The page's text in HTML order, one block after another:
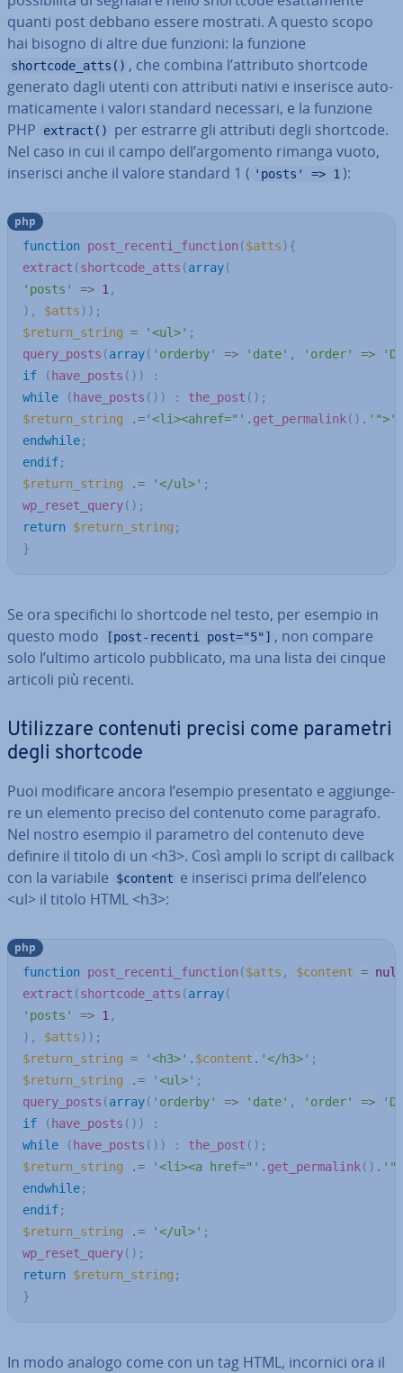
quanti post debbano essere mostrati. A questo scopo
hai bisogno di altre due funzioni: la funzione
shortcode_atts() , che combina l’attributo shortcode
generato dagli utenti con attributi nativi e inserisce au­to­
ma­ti­ca­men­te i valori standard necessari, e la funzione
PHP
extract()
per estrarre gli attributi degli shortcode.
Nel caso in cui il campo dell’argomento rimanga vuoto,
inserisci anche il valore standard 1 ( 'posts' => 1 ):
function post_recenti_function ($atts ){
extract (shortcode_atts (array(
'posts'
=> 1 ,
) , $atts ) ) ;
$return_string = '<ul>' ;
query_posts (array( 'orderby' => 'date' , 'order' =>
if
( have_posts ( ) )
:
while
( have_posts ( ) ) : the_post ( ) ;
$return_string
.='<li><ahref="' . get_permalink( ) . '">'
endwhile;
endif;
$return_string
.= '</ul>' ;
wp_reset_query( ) ;
return $return_string ;
}
php
Se ora spe­ci­fi­chi lo shortcode nel testo, per esempio in
questo modo
[post-recenti post="5"] , non compare
solo l’ultimo articolo pub­bli­ca­to, ma una lista dei cinque
articoli più recenti.
Uti­liz­za­re contenuti precisi come parametri
degli shortcode
Puoi mo­di­fi­ca­re ancora l’esempio pre­sen­ta­to e ag­giun­ge­
re un elemento preciso del contenuto come paragrafo.
Nel nostro esempio il parametro del contenuto deve
definire il titolo di un <h3>. Così ampli lo script di callback
con la variabile
$content e inserisci prima dell’elenco
<ul> il titolo HTML <h3>:
function post_recenti_function ($atts , $content = null
extract (shortcode_atts (array(
'posts'
=> 1 ,
) , $atts ) ) ;
$return_string = '<h3>' . $content . '</h3>' ;
$return_string
.= '<ul>' ;
query_posts (array( 'orderby' => 'date' , 'order' =>
if
( have_posts ( ) )
:
while
( have_posts ( ) ) : the_post ( ) ;
$return_string
.= '<li><a href="' . get_permalink( ) .
endwhile;
endif;
$return_string
.= '</ul>' ;
wp_reset_query( ) ;
return $return_string ;
}
php
In modo analogo come con un tag HTML, incornici ora il